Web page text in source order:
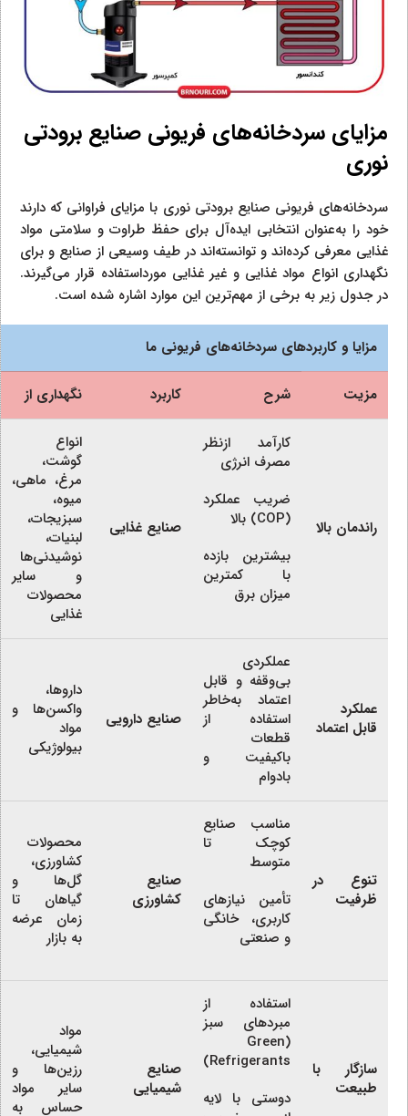
مزایای سردخانه‌های فریونی صنایع برودتی
نوری
سردخانه‌های فریونی صنایع برودتی نوری با مزایای فراوانی که دارند
خود را به‌عنوان انتخابی ایده‌آل برای حفظ طراوت و سلامتی مواد
غذایی معرفی کرده‌اند و توانسته‌اند در طیف وسیعی از صنایع و برای
نگهداری انواع مواد غذایی و غیر غذایی مورداستفاده قرار می‌گیرند.
در جدول زیر به برخی از مهم‌ترین این موارد اشاره شده است.
مزایا و کاربردهای سردخانه‌های فریونی ما
مزیت شرح کاربرد نگهداری از
راندمان بالا
کارآمد ازنظر
مصرف انرژي
ضریب عملکرد
(COP) بالا
بیشترین بازده
با کمترین
میزان برق
صنایع غذایی
انواع
گوشت،
مرغ، ماهی،
میوه،
سبزیجات،
لبنیات،
نوشیدنی‌ها
و سایر
محصولات
غذایی
عملکرد
قابل اعتماد
عملکردی
بی‌وقفه و قابل
اعتماد به‌خاطر
استفاده از
قطعات
باکیفیت و
بادوام
صنایع دارویی
داروها،
واکسن‌ها و
مواد
بیولوژیکی
تنوع در
ظرفیت
مناسب صنایع
کوچک تا
متوسط
تأمین نیازهای
کاربری، خانگی
و صنعتی
صنایع
کشاورزی
محصولات
کشاورزی،
گل‌ها و
گیاهان تا
زمان عرضه
به بازار
سازگار با
طبیعت
استفاده از
مبردهای سبز
(Green
Refrigerants)
دوستی با لایه
صنایع
شیمیایی
مواد
شیمیایی،
رزین‌ها و
سایر مواد
حساس به